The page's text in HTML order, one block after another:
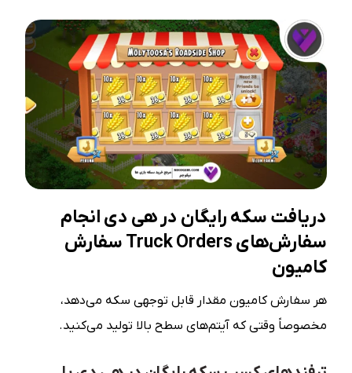
دریافت سکه رایگان در هی دی انجام
سفارش‌های Truck Orders سفارش
کامیون
هر سفارش کامیون مقدار قابل‌ توجهی سکه می‌دهد،
مخصوصاً وقتی که آیتم‌های سطح بالا تولید می‌کنید.